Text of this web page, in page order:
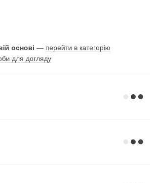
основі — перейти в категорію
для догляду